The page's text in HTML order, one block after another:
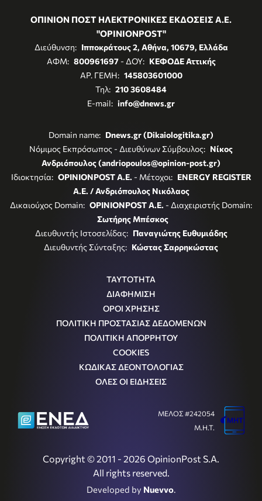
ΟΠΙΝΙΟΝ ΠΟΣΤ ΗΛΕΚΤΡΟΝΙΚΕΣ ΕΚΔΟΣΕΙΣ Α.Ε.
"OPINIONPOST"
Διεύθυνση: Ιπποκράτους 2, Αθήνα, 10679, Ελλάδα
ΑΦΜ: 800961697- ΔΟΥ: ΚΕΦΟΔΕ Αττικής
ΑΡ. ΓΕΜΗ: 145803601000
Τηλ: 210 3608484
E-mail: info@dnews.gr
Domain name: Dnews.gr (Dikaiologitika.gr)
Νόμιμος Εκπρόσωπος - Διευθύνων Σύμβουλος: Νίκος
Ανδριόπουλος (andriopoulos@opinion-post.gr)
Ιδιοκτησία: OPINIONPOST A.E. - Μέτοχοι: ENERGY REGISTER
Α.Ε. / Ανδριόπουλος Νικόλαος
Δικαιούχος Domain: OPINIONPOST A.E. - Διαχειριστής Domain:
Σωτήρης Μπέσκος
Διευθυντής Ιστοσελίδας: Παναγιώτης Ευθυμιάδης
Διευθυντής Σύνταξης: Κώστας Σαρρηκώστας
ΤΑΥΤΟΤΗΤΑ
ΔΙΑΦΗΜΙΣΗ
ΟΡΟΙ ΧΡΗΣΗΣ
ΠΟΛΙΤΙΚΗ ΠΡΟΣΤΑΣΙΑΣ ΔΕΔΟΜΕΝΩΝ
ΠΟΛΙΤΙΚΗ ΑΠΟΡΡΗΤΟΥ
COOKIES
ΚΩΔΙΚΑΣ ΔΕΟΝΤΟΛΟΓΙΑΣ
ΟΛΕΣ ΟΙ ΕΙΔΗΣΕΙΣ
Copyright © 2011 - 2026 OpinionPost S.A.
All rights reserved.
Developed by Nuevvo.
ΜΕΛΟΣ #242054
Μ.Η.Τ.